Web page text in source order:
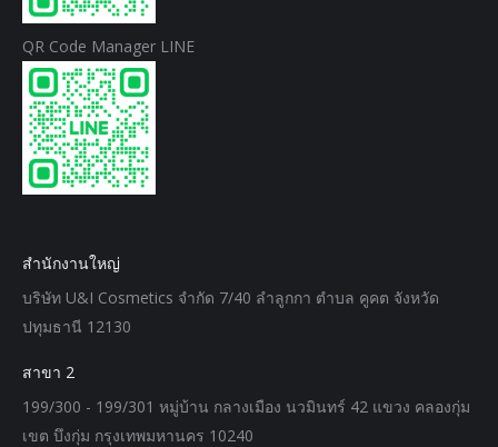
QR Code Manager LINE
สำนักงานใหญ่
บริษัท U&I Cosmetics จำกัด 7/40 ลำลูกกา ตำบล คูคต จังหวัด
ปทุมธานี 12130
สาขา 2
199/300 - 199/301 หมู่บ้าน กลางเมือง นวมินทร์ 42 แขวง คลองกุ่ม
เขต บึงกุ่ม กรุงเทพมหานคร 10240